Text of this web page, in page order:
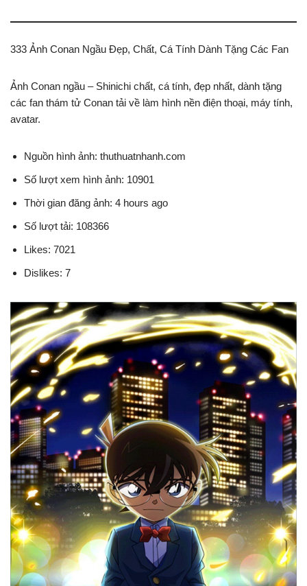
333 Ảnh Conan Ngầu Đẹp, Chất, Cá Tính Dành Tặng Các Fan
Ảnh Conan ngầu – Shinichi chất, cá tính, đẹp nhất, dành tặng
các fan thám tử Conan tải về làm hình nền điện thoại, máy tính,
avatar.
Nguồn hình ảnh: thuthuatnhanh.com
Số lượt xem hình ảnh: 10901
Thời gian đăng ảnh: 4 hours ago
Số lượt tải: 108366
Likes: 7021
Dislikes: 7